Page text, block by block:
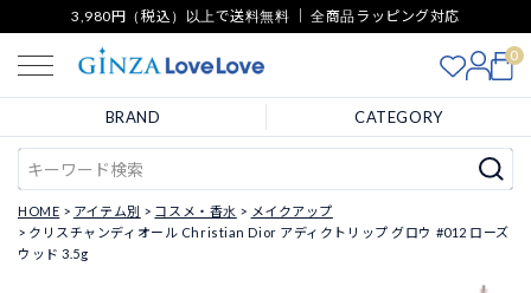
3,980円（税込）以上で送料無料 ｜ 全商品ラッピング対応
0
BRAND CATEGORY
HOME アイテム別 コスメ・香水
メイクアップ
クリスチャンディオール Christian Dior アディクトリップ グロウ #012 ローズ
ウッド 3.5g